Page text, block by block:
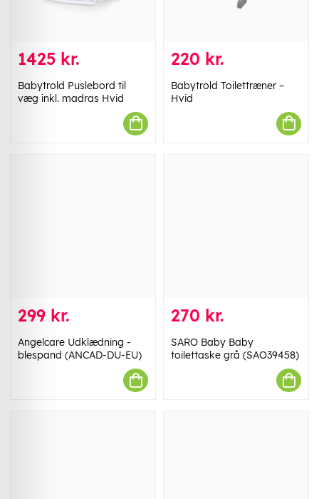
1425 kr.
Babytrold Puslebord til
væg inkl. madras Hvid
220 kr.
Babytrold Toilettræner –
Hvid
299 kr.
Angelcare Udklædning -
blespand (ANCAD-DU-EU)
270 kr.
SARO Baby Baby
toilettaske grå (SAO39458)